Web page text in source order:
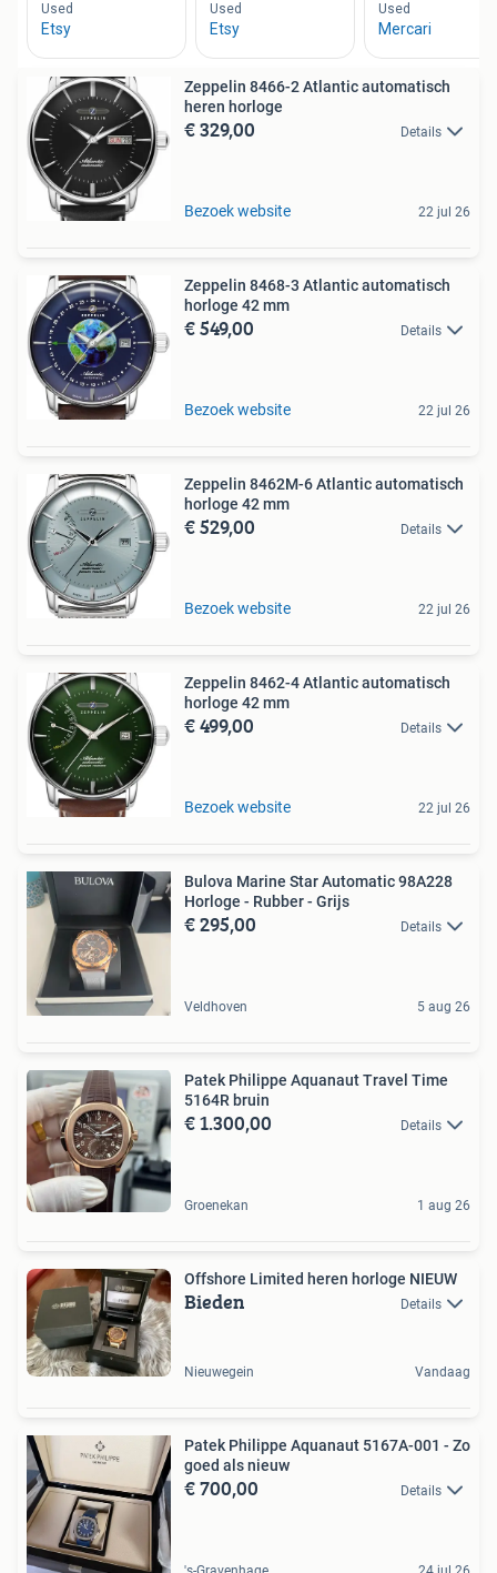
Zeppelin 8466-2 Atlantic automatisch
heren horloge
€ 329,00 Details
Bezoek website 22 jul 26
Zeppelin 8468-3 Atlantic automatisch
horloge 42 mm
€ 549,00 Details
Bezoek website 22 jul 26
Zeppelin 8462M-6 Atlantic automatisch
horloge 42 mm
€ 529,00 Details
Bezoek website 22 jul 26
Zeppelin 8462-4 Atlantic automatisch
horloge 42 mm
€ 499,00 Details
Bezoek website 22 jul 26
Bulova Marine Star Automatic 98A228
Horloge - Rubber - Grijs
€ 295,00 Details
Veldhoven 5 aug 26
Patek Philippe Aquanaut Travel Time
5164R bruin
€ 1.300,00 Details
Groenekan 1 aug 26
Offshore Limited heren horloge NIEUW
Bieden Details
Nieuwegein Vandaag
Patek Philippe Aquanaut 5167A-001 - Zo
goed als nieuw
€ 700,00 Details